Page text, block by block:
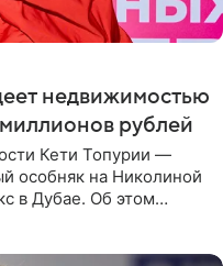
недвижимостью
рублей
Кети Топурии —
особняк на Николиной
в Дубае. Об этом